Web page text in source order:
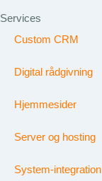
Services
Custom CRM
Digital rådgivning
Hjemmesider
Server og hosting
System-integration